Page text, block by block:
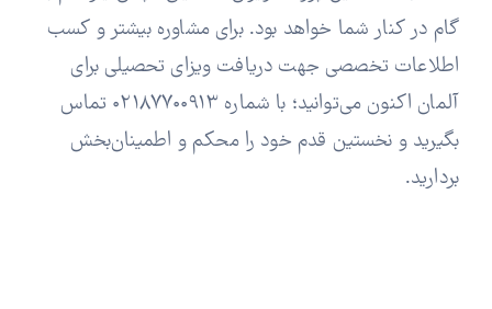
گام در کنار شما خواهد بود. برای مشاوره بیشتر و کسب
اطلاعات تخصصی جهت دریافت ویزای تحصیلی برای
آلمان اکنون می‌توانید؛ با شماره ۰۲۱۸۷۷۰۰۹۱۳ تماس
بگیرید و نخستین قدم خود را محکم و اطمینان‌بخش
بردارید.